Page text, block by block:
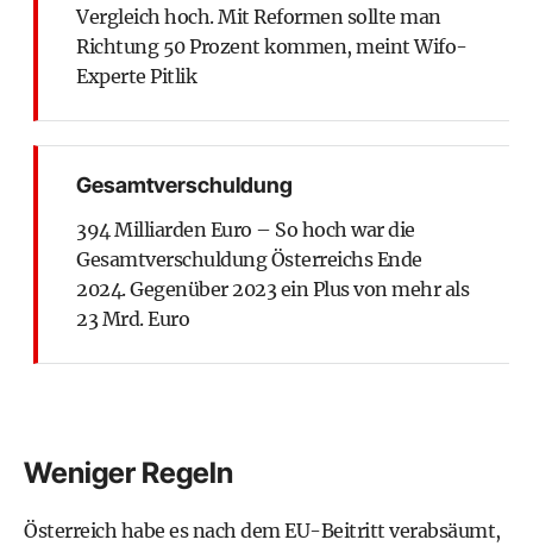
Vergleich hoch. Mit Reformen sollte man
Richtung 50 Prozent kommen, meint Wifo-
Experte Pitlik
Gesamtverschuldung
394 Milliarden Euro – So hoch war die
Gesamtverschuldung Österreichs Ende
2024. Gegenüber 2023 ein Plus von mehr als
23 Mrd. Euro
Weniger Regeln
Österreich habe es nach dem EU-Beitritt verabsäumt,